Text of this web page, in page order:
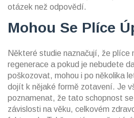
otázek než odpovědí.
Mohou Se Plíce
Některé studie naznačují, že plíce
regenerace a pokud je nebudete
poškozovat, mohou i po několika
dojít k nějaké formě zotavení. Je
poznamenat, že tato schopnost
závislosti na věku, celkovém